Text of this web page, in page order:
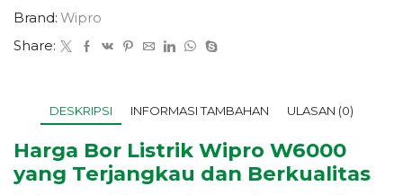
Brand: Wipro
Share:
DESKRIPSI INFORMASI TAMBAHAN ULASAN (0)
Harga Bor Listrik Wipro W6000
yang Terjangkau dan Berkualitas